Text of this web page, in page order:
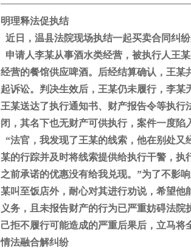
明理释法促执结
近日，温县法院现场执结一起买卖合同纠
申请人李某从事酒水类经营，被执行人王
经营的餐馆供应啤酒。后经结算确认，王某
起诉讼。判决生效后，王某仍未履行，李
王某送达了执行通知书、财产报告令等执
闭，其名下也无财产可供执行，案件一度陷
“法官，我发现了王某的线索，他在别处
某的行踪并及时将线索提供给执行干警，
之前承诺的优惠没有给我兑现。”为了不影
某叫至饭店外，耐心对其进行劝说，希望
义务，且未报告财产的行为已严重妨碍法
己拒不履行可能造成的严重后果后，立马
情法融合解纠纷